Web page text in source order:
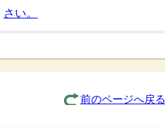
さい。
前のページへ戻る